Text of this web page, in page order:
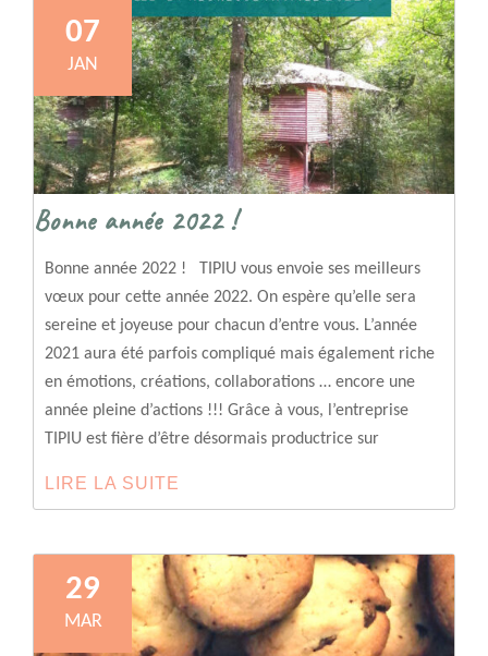
PLANTER
ZÉRO
DÉCHET
!
07
JAN
Bonne année 2022 !
Bonne année 2022 ! TIPIU vous envoie ses meilleurs
vœux pour cette année 2022. On espère qu’elle sera
sereine et joyeuse pour chacun d’entre vous. L’année
2021 aura été parfois compliqué mais également riche
en émotions, créations, collaborations … encore une
année pleine d’actions !!! Grâce à vous, l’entreprise
TIPIU est fière d’être désormais productrice sur
LIRE LA SUITE
ANNÉE
!
29
MAR